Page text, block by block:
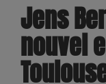
Jens
nouvel